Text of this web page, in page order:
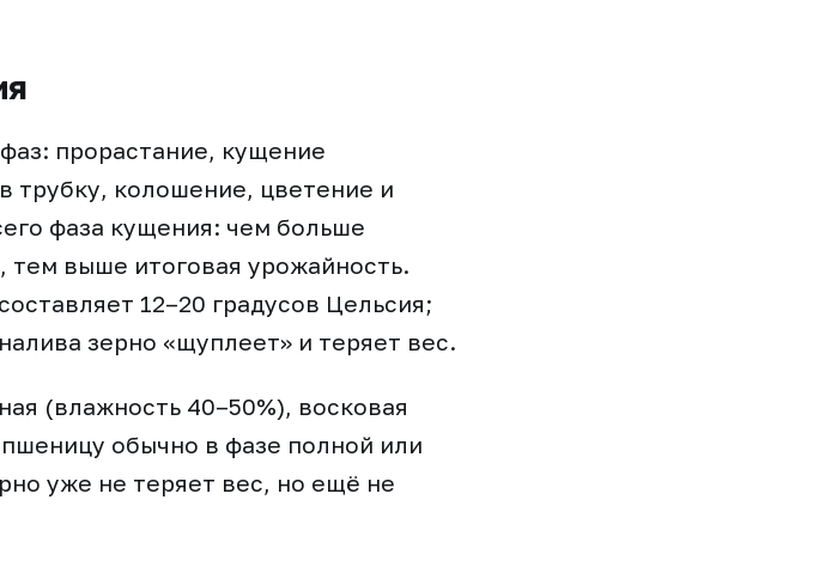
прорастание, кущение
трубку, колошение, цветение и
фаза кущения: чем больше
тем выше итоговая урожайность.
12–20 градусов Цельсия;
зерно «щуплеет» и теряет вес.
(влажность 40–50%), восковая
обычно в фазе полной или
уже не теряет вес, но ещё не